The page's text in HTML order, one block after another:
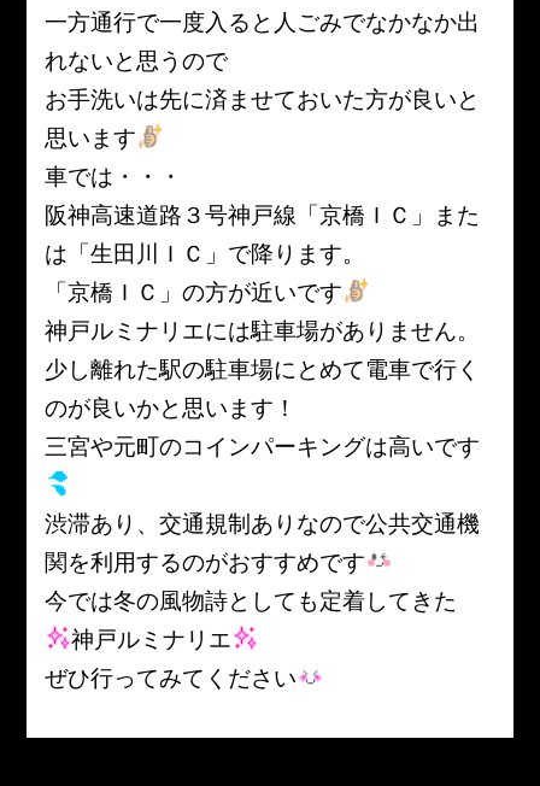
一方通行で一度入ると人ごみでなかなか出
れないと思うので
お手洗いは先に済ませておいた方が良いと
思います
車では・・・
阪神高速道路３号神戸線「京橋ＩＣ」また
は「生田川ＩＣ」で降ります。
「京橋ＩＣ」の方が近いです
神戸ルミナリエには駐車場がありません。
少し離れた駅の駐車場にとめて電車で行く
のが良いかと思います！
三宮や元町のコインパーキングは高いです
渋滞あり、交通規制ありなので公共交通機
関を利用するのがおすすめです
今では冬の風物詩としても定着してきた
神戸ルミナリエ
ぜひ行ってみてください